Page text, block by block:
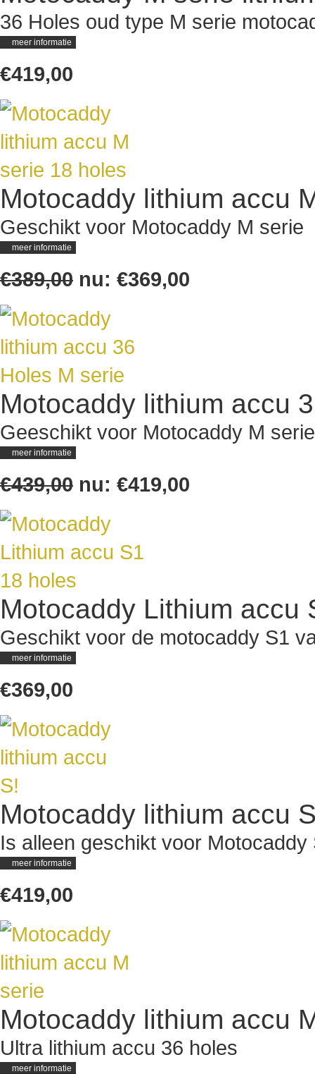
36 Holes oud type M serie
meer informatie
€419,00
Motocaddy lithium accu
Geschikt voor Motocaddy M serie
meer informatie
€389,00 nu: €369,00
Motocaddy lithium accu
Geeschikt voor Motocaddy M serie
meer informatie
€439,00 nu: €419,00
Motocaddy Lithium accu
Geschikt voor de motocaddy S1
meer informatie
€369,00
Motocaddy lithium accu
Is alleen geschikt voor
meer informatie
€419,00
Motocaddy lithium accu
Ultra lithium accu 36 holes
meer informatie